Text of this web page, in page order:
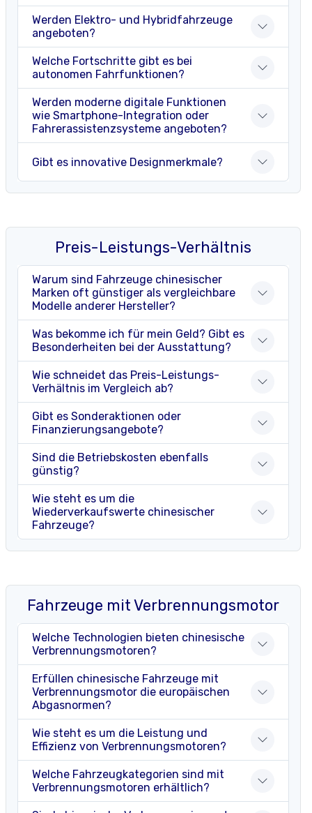
Werden Elektro- und Hybridfahrzeuge
angeboten?
Welche Fortschritte gibt es bei
autonomen Fahrfunktionen?
Werden moderne digitale Funktionen
wie Smartphone-Integration oder
Fahrerassistenzsysteme angeboten?
Gibt es innovative Designmerkmale?
Preis-Leistungs-Verhältnis
Warum sind Fahrzeuge chinesischer
Marken oft günstiger als vergleichbare
Modelle anderer Hersteller?
Was bekomme ich für mein Geld? Gibt es
Besonderheiten bei der Ausstattung?
Wie schneidet das Preis-Leistungs-
Verhältnis im Vergleich ab?
Gibt es Sonderaktionen oder
Finanzierungsangebote?
Sind die Betriebskosten ebenfalls
günstig?
Wie steht es um die
Wiederverkaufswerte chinesischer
Fahrzeuge?
Fahrzeuge mit Verbrennungsmotor
Welche Technologien bieten chinesische
Verbrennungsmotoren?
Erfüllen chinesische Fahrzeuge mit
Verbrennungsmotor die europäischen
Abgasnormen?
Wie steht es um die Leistung und
Effizienz von Verbrennungsmotoren?
Welche Fahrzeugkategorien sind mit
Verbrennungsmotoren erhältlich?